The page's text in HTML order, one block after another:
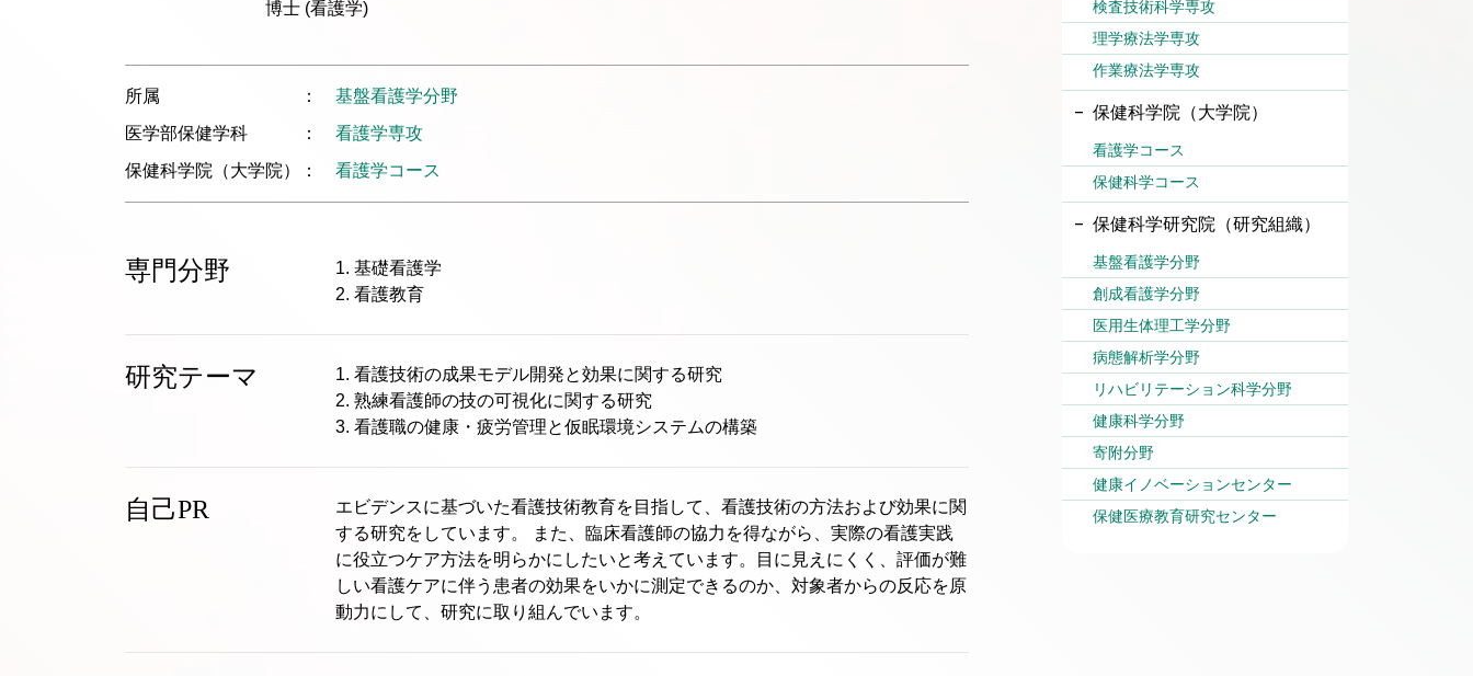
博士 (看護学)
所属
基盤看護学分野
医学部保健学科
看護学専攻
保健科学院（大学院）
看護学コース
専門分野
1. 基礎看護学
2. 看護教育
研究テーマ
1. 看護技術の成果モデル開発と効果に関する研究
2. 熟練看護師の技の可視化に関する研究
3. 看護職の健康・疲労管理と仮眠環境システムの構築
自己PR
エビデンスに基づいた看護技術教育を目指して、看護技術の方法および効果に関
する研究をしています。 また、臨床看護師の協力を得ながら、実際の看護実践
に役立つケア方法を明らかにしたいと考えています。目に見えにくく、評価が難
しい看護ケアに伴う患者の効果をいかに測定できるのか、対象者からの反応を原
動力にして、研究に取り組んでいます。
検査技術科学専攻
理学療法学専攻
作業療法学専攻
保健科学院（大学院）
看護学コース
保健科学コース
保健科学研究院（研究組織）
基盤看護学分野
創成看護学分野
医用生体理工学分野
病態解析学分野
リハビリテーション科学分野
健康科学分野
寄附分野
健康イノベーションセンター
保健医療教育研究センター